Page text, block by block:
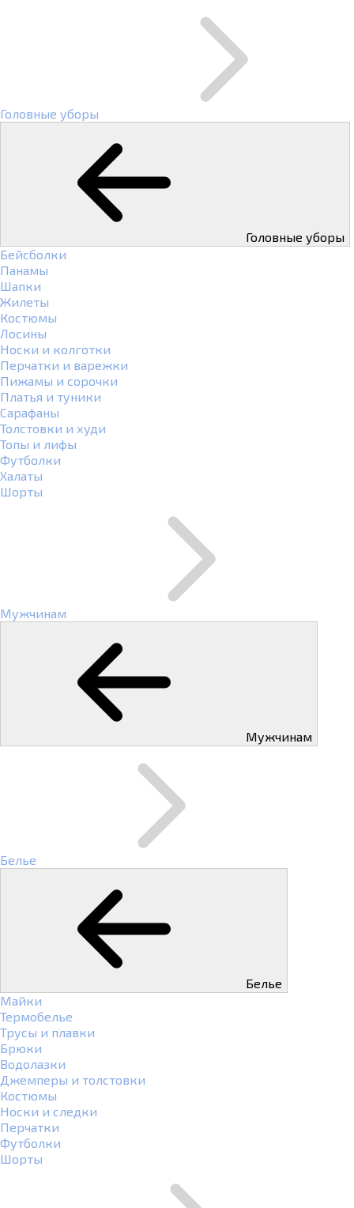
Головные уборы
Головные уборы
Бейсболки
Панамы
Шапки
Жилеты
Костюмы
Лосины
Носки и колготки
Перчатки и варежки
Пижамы и сорочки
Платья и туники
Сарафаны
Толстовки и худи
Топы и лифы
Футболки
Халаты
Шорты
Мужчинам
Мужчинам
Белье
Белье
Майки
Термобелье
Трусы и плавки
Брюки
Водолазки
Джемперы и толстовки
Костюмы
Носки и следки
Перчатки
Футболки
Шорты